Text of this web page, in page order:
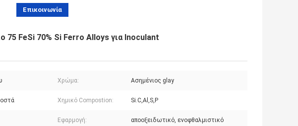
Επικοινωνία
75 FeSi 70% Si Ferro Alloys για Inoculant
Χρώμα: Ασημένιος glay
Χημικό Compostion: Si.C,Al,S,P
Εφαρμογή: αποοξειδωτικό, ενοφθαλμιστικό